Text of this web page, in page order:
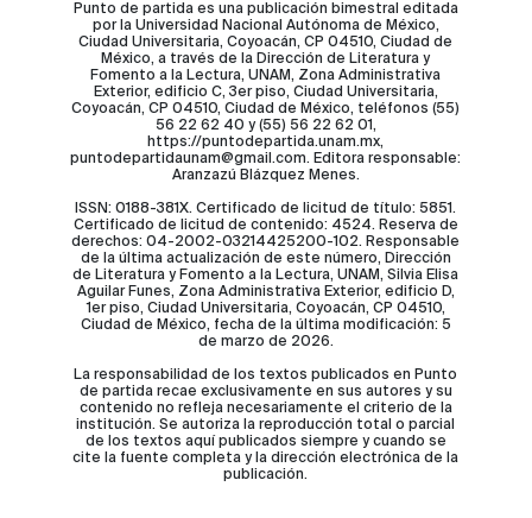
Punto de partida es una publicación bimestral editada
por la Universidad Nacional Autónoma de México,
Ciudad Universitaria, Coyoacán, CP 04510, Ciudad de
México, a través de la Dirección de Literatura y
Fomento a la Lectura, UNAM, Zona Administrativa
Exterior, edificio C, 3er piso, Ciudad Universitaria,
Coyoacán, CP 04510, Ciudad de México, teléfonos (55)
56 22 62 40 y (55) 56 22 62 01,
https://puntodepartida.unam.mx,
puntodepartidaunam@gmail.com. Editora responsable:
Aranzazú Blázquez Menes.
ISSN: 0188-381X. Certificado de licitud de título: 5851.
Certificado de licitud de contenido: 4524. Reserva de
derechos: 04-2002-03214425200-102. Responsable
de la última actualización de este número, Dirección
de Literatura y Fomento a la Lectura, UNAM, Silvia Elisa
Aguilar Funes, Zona Administrativa Exterior, edificio D,
1er piso, Ciudad Universitaria, Coyoacán, CP 04510,
Ciudad de México, fecha de la última modificación: 5
de marzo de 2026.
La responsabilidad de los textos publicados en Punto
de partida recae exclusivamente en sus autores y su
contenido no refleja necesariamente el criterio de la
institución. Se autoriza la reproducción total o parcial
de los textos aquí publicados siempre y cuando se
cite la fuente completa y la dirección electrónica de la
publicación.